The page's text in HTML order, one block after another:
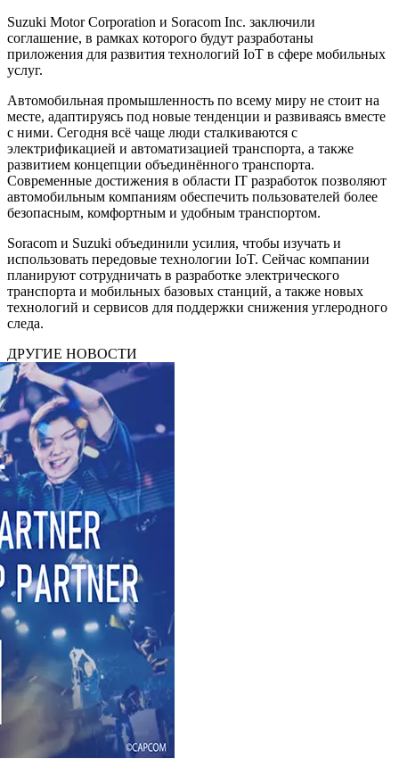
Suzuki Motor Corporation и Soracom Inc. заключили
соглашение, в рамках которого будут разработаны
приложения для развития технологий IoT в сфере мобильных
услуг.
Автомобильная промышленность по всему миру не стоит на
месте, адаптируясь под новые тенденции и развиваясь вместе
с ними. Сегодня всё чаще люди сталкиваются с
электрификацией и автоматизацией транспорта, а также
развитием концепции объединённого транспорта.
Современные достижения в области IT разработок позволяют
автомобильным компаниям обеспечить пользователей более
безопасным, комфортным и удобным транспортом.
Soracom и Suzuki объединили усилия, чтобы изучать и
использовать передовые технологии IoT. Сейчас компании
планируют сотрудничать в разработке электрического
транспорта и мобильных базовых станций, а также новых
технологий и сервисов для поддержки снижения углеродного
следа.
ДРУГИЕ НОВОСТИ